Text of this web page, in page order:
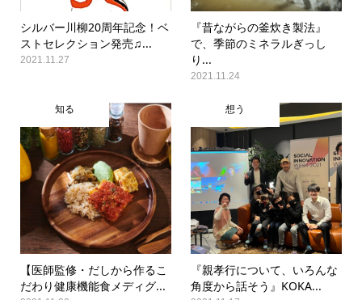
シルバー川柳20周年記念！ベ
ストセレクション発売♫...
2021.11.27
『昔ながらの釜炊き製法』
で、季節のミネラルぎっし
り...
2021.11.24
知る
【医師監修・だしから作るこ
だわり健康機能食メディグ...
想う
『親孝行について、いろんな
角度から話そう』KOKA...